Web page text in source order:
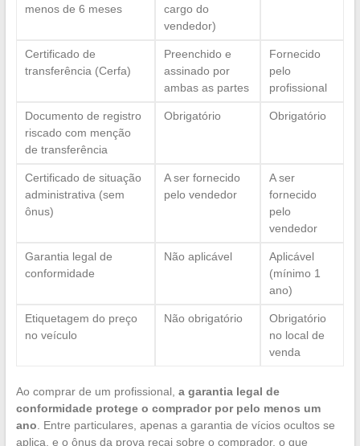
menos de 6 meses
cargo do
vendedor)
Certificado de
transferência (Cerfa)
Preenchido e
assinado por
ambas as partes
Fornecido
pelo
profissional
Documento de registro
riscado com menção
de transferência
Obrigatório Obrigatório
Certificado de situação
administrativa (sem
ônus)
A ser fornecido
pelo vendedor
A ser
fornecido
pelo
vendedor
Garantia legal de
conformidade
Não aplicável
Aplicável
(mínimo 1
ano)
Etiquetagem do preço
no veículo
Não obrigatório
Obrigatório
no local de
venda
Ao comprar de um profissional, a garantia legal de
conformidade protege o comprador por pelo menos um
ano . Entre particulares, apenas a garantia de vícios ocultos se
aplica, e o ônus da prova recai sobre o comprador, o que